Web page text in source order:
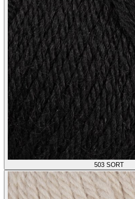
503 SORT